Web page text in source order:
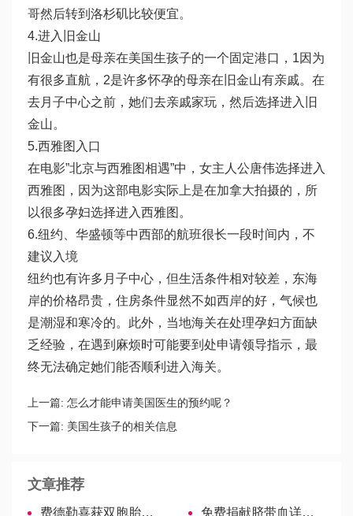
哥然后转到洛杉矶比较便宜。
4.进入旧金山
旧金山也是母亲在美国生孩子的一个固定港口，1因为
有很多直航，2是许多怀孕的母亲在旧金山有亲戚。在
去月子中心之前，她们去亲戚家玩，然后选择进入旧
金山。
5.西雅图入口
在电影”北京与西雅图相遇”中，女主人公唐伟选择进入
西雅图，因为这部电影实际上是在加拿大拍摄的，所
以很多孕妇选择进入西雅图。
6.纽约、华盛顿等中西部的航班很长一段时间内，不
建议入境
纽约也有许多月子中心，但生活条件相对较差，东海
岸的价格昂贵，住房条件显然不如西岸的好，气候也
是潮湿和寒冷的。此外，当地海关在处理孕妇方面缺
乏经验，在遇到麻烦时可能要到处申请领导指示，最
终无法确定她们能否顺利进入海关。
上一篇: 怎么才能申请美国医生的预约呢？
下一篇: 美国生孩子的相关信息
文章推荐
费德勒喜获双胞胎女儿，遗传基因确实强大！ 免费捐献脐带血详细流程请查收！